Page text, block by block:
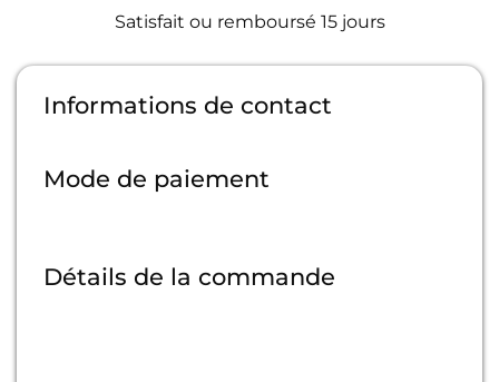
Satisfait ou remboursé 15 jours
Informations de contact
Mode de paiement
Détails de la commande